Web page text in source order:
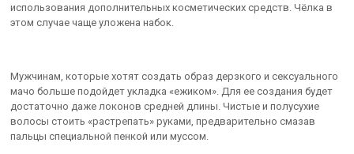
использования дополнительных косметических средств. Чёлка в
этом случае чаще уложена набок.
Мужчинам, которые хотят создать образ дерзкого и сексуального
мачо больше подойдет укладка «ежиком». Для ее создания будет
достаточно даже локонов средней длины. Чистые и полусухие
волосы стоить «растрепать» руками, предварительно смазав
пальцы специальной пенкой или муссом.